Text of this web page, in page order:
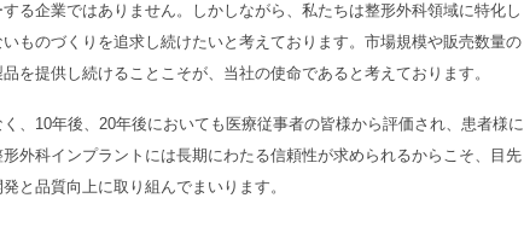
る企業ではありません。しかしながら、私たちは整形外科領域に特化し
ものづくりを追求し続けたいと考えております。市場規模や販売数量の
を提供し続けることこそが、当社の使命であると考えております。
、10年後、20年後においても医療従事者の皆様から評価され、患者様に
外科インプラントには長期にわたる信頼性が求められるからこそ、目先
と品質向上に取り組んでまいります。